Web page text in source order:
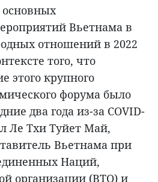
основных
Вьетнама в
отношений в 2022
того, что
этого крупного
форума было
два года из-за COVID-
Ле Тхи Туйет Май,
Вьетнама при
Наций,
организации (ВТО) и